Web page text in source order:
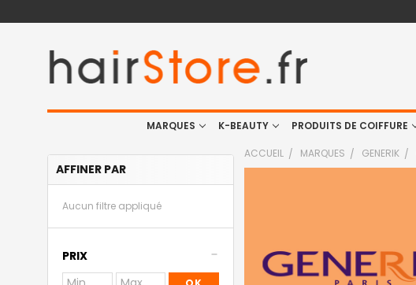
MARQUES K-BEAUTY PRODUITS DE COIFFURE
AFFINER PAR
Aucun filtre appliqué
PRIX
ACCUEIL MARQUES GENERIK